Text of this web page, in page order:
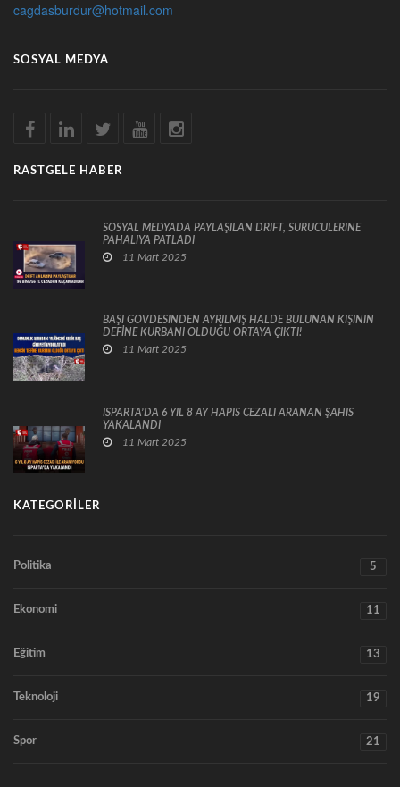
cagdasburdur@hotmail.com
SOSYAL MEDYA
RASTGELE HABER
SOSYAL MEDYADA PAYLAŞILAN DRİFT, SÜRÜCÜLERİNE
PAHALIYA PATLADI
11 Mart 2025
BAŞI GÖVDESİNDEN AYRILMIŞ HALDE BULUNAN KİŞİNİN
DEFİNE KURBANI OLDUĞU ORTAYA ÇIKTI!
11 Mart 2025
ISPARTA’DA 6 YIL 8 AY HAPİS CEZALI ARANAN ŞAHIS
YAKALANDI
11 Mart 2025
KATEGORILER
Politika 5
Ekonomi 11
Eğitim 13
Teknoloji 19
Spor 21